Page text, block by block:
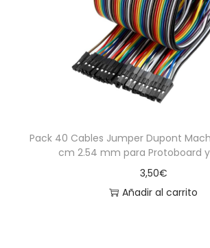
Pack 40 Cables Jumper Dupont
cm 2.54 mm para Protoboard
3,50€
Añadir al carrito